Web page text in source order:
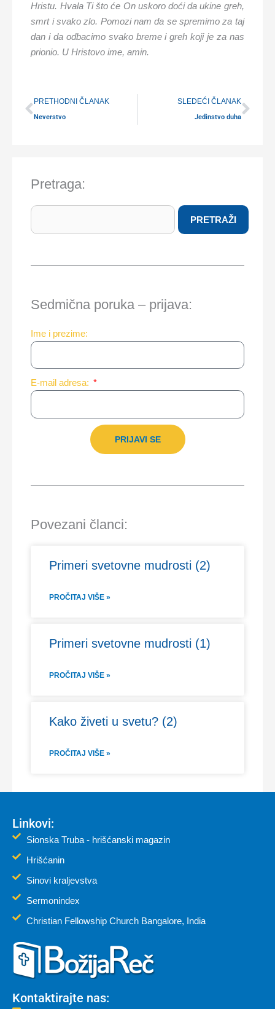
Hristu. Hvala Ti što će On uskoro doći da ukine greh,
smrt i svako zlo. Pomozi nam da se spremimo za taj
dan i da odbacimo svako breme i greh koji je za nas
prionio. U Hristovo ime, amin.
Prev
PRETHODNI ČLANAK
Neverstvo
SLEDEĆI ČLANAK
Jedinstvo duha
Pretraga:
Search
PRETRAŽI
Sedmična poruka – prijava:
Ime i prezime:
E-mail adresa:
PRIJAVI SE
Povezani članci:
Primeri svetovne mudrosti (2)
PROČITAJ VIŠE »
Primeri svetovne mudrosti (1)
PROČITAJ VIŠE »
Kako živeti u svetu? (2)
PROČITAJ VIŠE »
Linkovi:
Sionska Truba - hrišćanski magazin
Hrišćanin
Sinovi kraljevstva
Sermonindex
Christian Fellowship Church Bangalore, India
Kontaktirajte nas: